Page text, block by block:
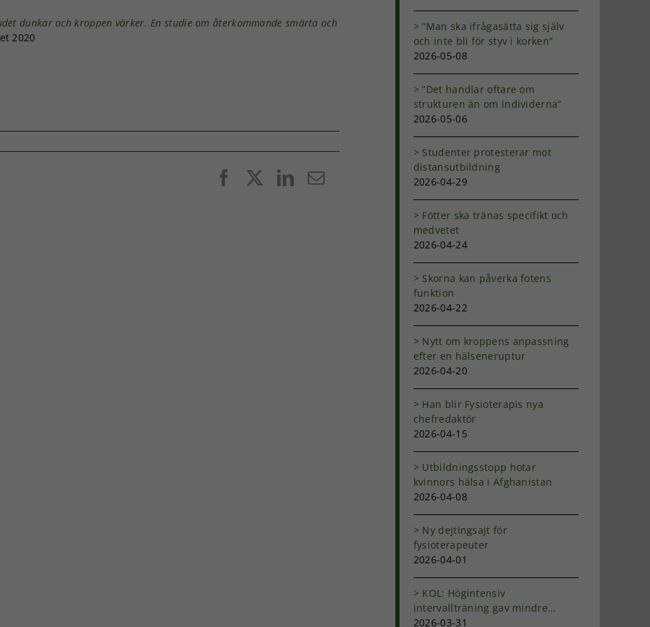
dunkar och kroppen värker. En studie om återkommande smärta och
2020
FacebookLinkedIn
E-
”Man ska ifrågasätta sig själv
och inte bli för styv i korken”
2026-05-08
”Det handlar oftare om
strukturen än om individerna”
2026-05-06
Studenter protesterar mot
distansutbildning
2026-04-29
Fötter ska tränas specifikt och
medvetet
2026-04-24
Skorna kan påverka fotens
funktion
2026-04-22
Nytt om kroppens anpassning
efter en hälseneruptur
2026-04-20
Han blir Fysioterapis nya
chefredaktör
2026-04-15
Utbildningsstopp hotar
kvinnors hälsa i Afghanistan
2026-04-08
Ny dejtingsajt för
fysioterapeuter
2026-04-01
KOL: Högintensiv
intervallträning gav mindre
andfåddhet
2026-03-31